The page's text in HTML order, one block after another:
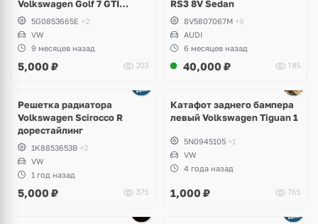
Volkswagen Golf 7 GTI
дорест
5G0853665E +2
VW
9 месяцев назад
5,000 ₽ 203
RS3 8V Sedan
8V5807067M +9
AUDI
6 месяцев назад
40,000 ₽ 185
Решетка радиатора
Volkswagen Scirocco R
дорестайлинг
1K8853653B +2
VW
1 год назад
5,000 ₽ 375
Катафот заднего бампера
левый Volkswagen Tiguan 1
5N0945105 +1
VW
4 года назад
1,000 ₽ 765